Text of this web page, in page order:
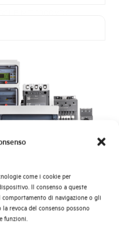
come i cookie per
Il consenso a queste
di navigazione o gli
revoca del consenso possono
funzioni.
MT 1500VDC IP65
di più?